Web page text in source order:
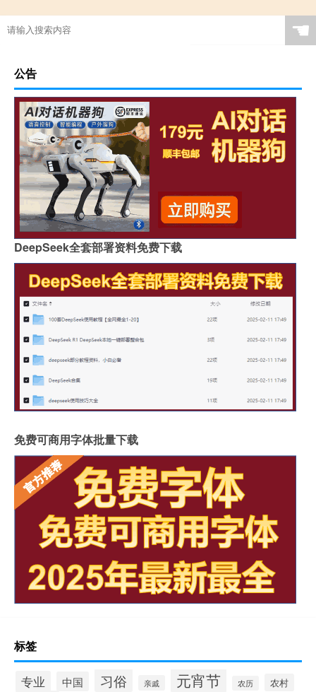
☚
公告
DeepSeek全套部署资料免费下载
免费可商用字体批量下载
标签
专业 中国 习俗 亲戚 元宵节 农历 农村